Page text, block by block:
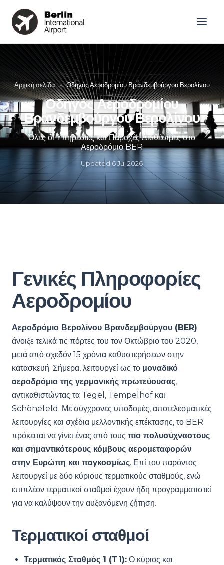
Αρχική σελίδα » Οδηγός Αεροδρομίου Βρανδεμβούργου Βερολίνου
Οδηγός Αεροδρομίου
Βρανδεμβούργου Βερολίνου
Όλες οι Υπηρεσίες και Παροχές Διαθέσιμες στο
Αεροδρόμιο BER
Updated 6 Jul 2026
Γενικές Πληροφορίες
Αεροδρομίου
Αεροδρόμιο Βερολίνου Βρανδεμβούργου (BER)
άνοιξε τελικά τις πόρτες του τον Οκτώβριο του 2020,
μετά από σχεδόν 15 χρόνια καθυστερήσεων στην
κατασκευή. Σήμερα, λειτουργεί ως το μοναδικό
αεροδρόμιο της γερμανικής πρωτεύουσας,
αντικαθιστώντας τα Tegel, Tempelhof και
Schönefeld. Με σύγχρονες υποδομές, αποτελεσματικές
λειτουργίες και σχέδια μελλοντικής επέκτασης, το BER
πρόκειται να γίνει ένας από τους πιο πολυσύχναστους
και σημαντικότερους κόμβους αερομεταφορών
στην Ευρώπη και παγκοσμίως. Επί του παρόντος
λειτουργεί με δύο κύριους τερματικούς σταθμούς, ενώ
επιπλέον τερματικοί σταθμοί έχουν ήδη προγραμματιστεί
για να καλύψουν την αυξανόμενη ζήτηση.
Τερματικοί σταθμοί
Τερματικός Σταθμός 1 (T1): Ο κύριος και